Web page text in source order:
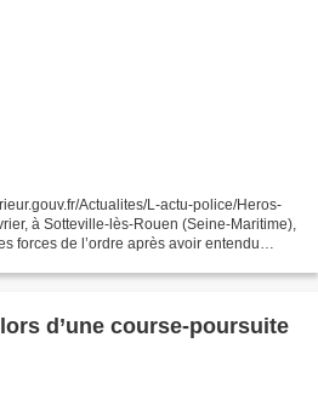
Actualites/L-actu-police/Heros-
à Sotteville-lès-Rouen (Seine-Maritime),
forces de l’ordre après avoir entendu
d’une course-poursuite